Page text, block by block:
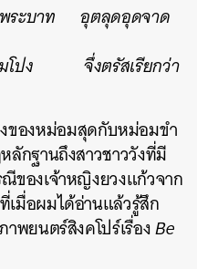
พระบาท อุตลุดอุดจาด
มโปง จึ่งตรัสเรียกว่า
องหม่อมสุดกับหม่อมขำ
ลักฐานถึงสาวชาววังที่มี
ของเจ้าหญิงยวงแก้วจาก
มื่อผมได้อ่านแล้วรู้สึก
พยนตร์สิงคโปร์เรื่องBe